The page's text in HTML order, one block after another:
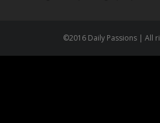
©2016 Daily Passions | All